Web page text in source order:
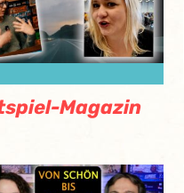
Magazin